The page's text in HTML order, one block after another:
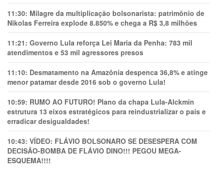
11:30: Milagre da multiplicação bolsonarista: patrimônio de
Nikolas Ferreira explode 8.850% e chega a R$ 3,8 milhões
11:21: Governo Lula reforça Lei Maria da Penha: 783 mil
atendimentos e 53 mil agressores presos
11:10: Desmatamento na Amazônia despenca 36,8% e atinge
menor patamar desde 2016 sob o governo Lula!
10:59: RUMO AO FUTURO! Plano da chapa Lula-Alckmin
estrutura 13 eixos estratégicos para reindustrializar o país e
erradicar desigualdades!
10:43: VÍDEO: FLÁVIO BOLSONARO SE DESESPERA COM
DECISÃO-BOMBA DE FLÁVIO DINO!!! PEGOU MEGA-
ESQUEMA!!!!